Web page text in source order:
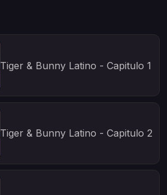
Tiger & Bunny Latino - Capitulo 1
Tiger & Bunny Latino - Capitulo 2